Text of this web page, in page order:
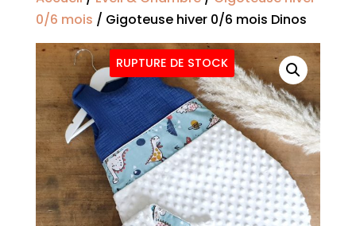
0/6 mois / Gigoteuse hiver 0/6 mois Dinos
RUPTURE DE STOCK